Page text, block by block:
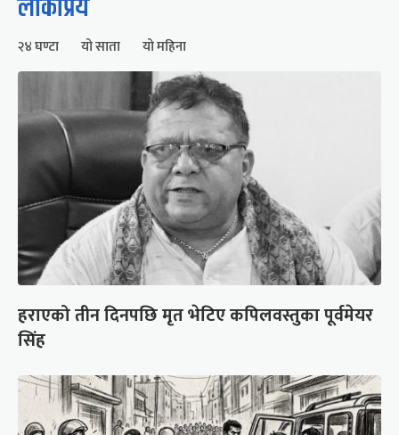
लोकप्रिय
२४ घण्टा यो साता यो महिना
हराएको तीन दिनपछि मृत भेटिए कपिलवस्तुका पूर्वमेयर
सिंह